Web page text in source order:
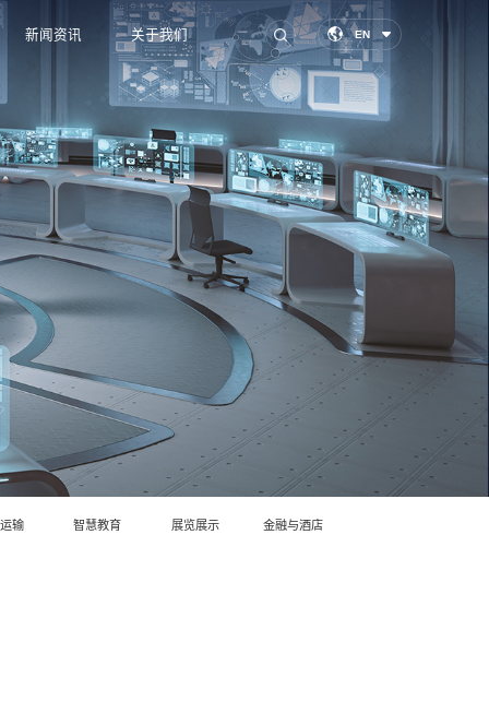
新闻资讯 关于我们 EN
输 智慧教育 展览展示 金融与酒店